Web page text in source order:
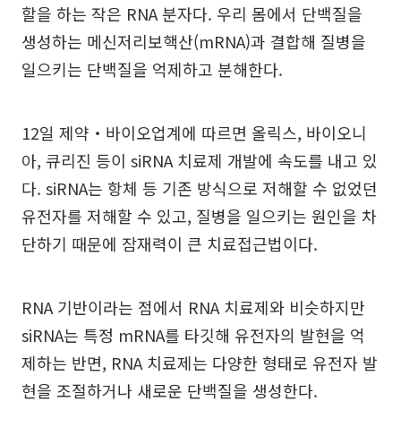
할을 하는 작은 RNA 분자다. 우리 몸에서 단백질을
생성하는 메신저리보핵산(mRNA)과 결합해 질병을
일으키는 단백질을 억제하고 분해한다.
12일 제약‧바이오업계에 따르면 올릭스, 바이오니
아, 큐리진 등이 siRNA 치료제 개발에 속도를 내고 있
다. siRNA는 항체 등 기존 방식으로 저해할 수 없었던
유전자를 저해할 수 있고, 질병을 일으키는 원인을 차
단하기 때문에 잠재력이 큰 치료접근법이다.
RNA 기반이라는 점에서 RNA 치료제와 비슷하지만
siRNA는 특정 mRNA를 타깃해 유전자의 발현을 억
제하는 반면, RNA 치료제는 다양한 형태로 유전자 발
현을 조절하거나 새로운 단백질을 생성한다.